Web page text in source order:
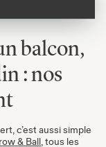
balcon,
: nos
c’est aussi simple
& Ball, tous les